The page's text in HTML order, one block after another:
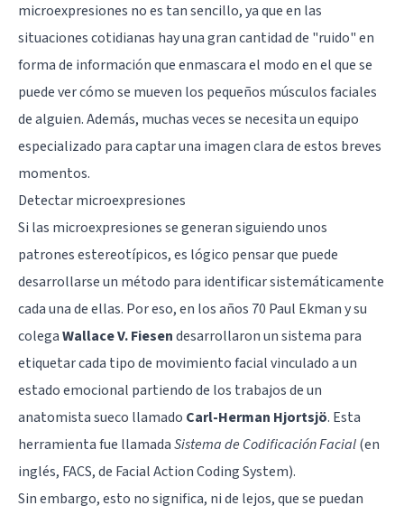
microexpresiones no es tan sencillo, ya que en las
situaciones cotidianas hay una gran cantidad de "ruido" en
forma de información que enmascara el modo en el que se
puede ver cómo se mueven los pequeños músculos faciales
de alguien. Además, muchas veces se necesita un equipo
especializado para captar una imagen clara de estos breves
momentos.
Detectar microexpresiones
Si las microexpresiones se generan siguiendo unos
patrones estereotípicos, es lógico pensar que puede
desarrollarse un método para identificar sistemáticamente
cada una de ellas. Por eso, en los años 70 Paul Ekman y su
colegaWallace V. Fiesendesarrollaron un sistema para
etiquetar cada tipo de movimiento facial vinculado a un
estado emocional partiendo de los trabajos de un
anatomista sueco llamado Carl-Herman Hjortsjö. Esta
herramienta fue llamadaSistema de Codificación Facial(en
inglés, FACS, de Facial Action Coding System).
Sin embargo, esto no significa, ni de lejos, que se puedan